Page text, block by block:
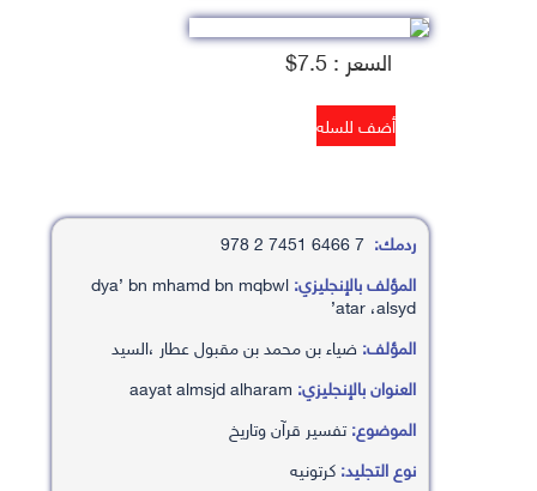
السعر : 7.5$
ردمك:
المؤلف بالإنجليزي:dya’ bn mhamd bn mqbwl
’atar ،alsyd
المؤلف:ضياء بن محمد بن مقبول عطار ،السيد
العنوان بالإنجليزي:
الموضوع:تفسير قرآن وتاريخ
نوع التجليد:كرتونيه